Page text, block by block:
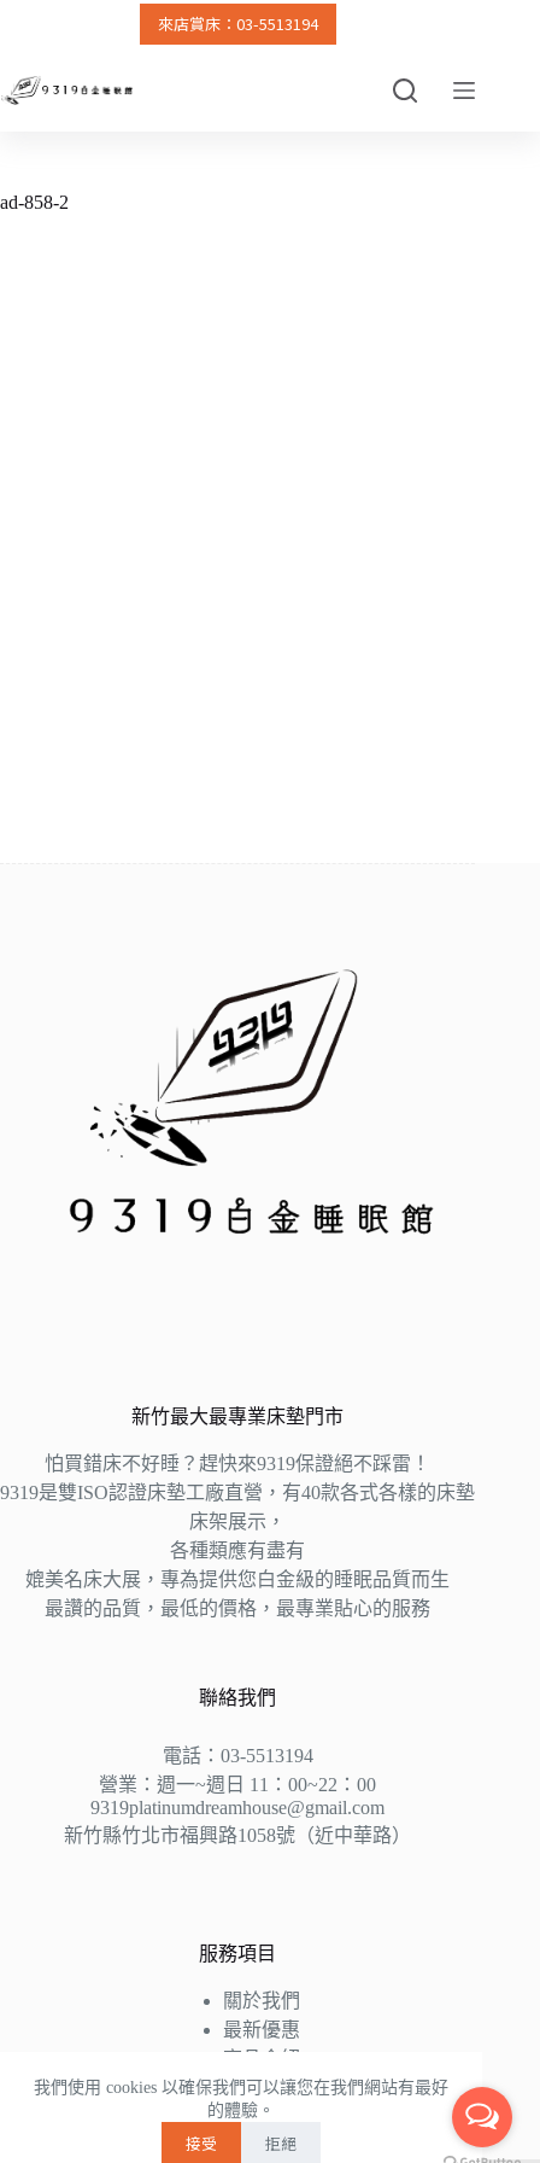
主
我們使用 cookies 以確保我們可以讓您在我們網站有最好
的體驗。
接受 拒絕
來店賞床：03-5513194
ad-858-2
新竹最大最專業床墊門市
怕買錯床不好睡？趕快來9319保證絕不踩雷！
9319是雙ISO認證床墊工廠直營，有40款各式各樣的床墊
床架展示，
各種類應有盡有
媲美名床大展，專為提供您白金級的睡眠品質而生
最讚的品質，最低的價格，最專業貼心的服務
聯絡我們
電話：03-5513194
營業：週一~週日 11：00~22：00
9319platinumdreamhouse@gmail.com
新竹縣竹北市福興路1058號（近中華路）
服務項目
關於我們
最新優惠
商品介紹
床墊知識
好評推薦
聯絡我們